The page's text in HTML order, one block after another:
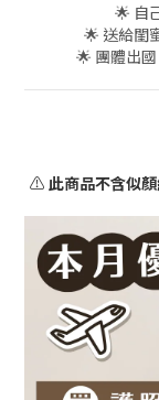
🌟 自
🌟 送給閨
🌟 團體出
⚠️ 此商品不含似